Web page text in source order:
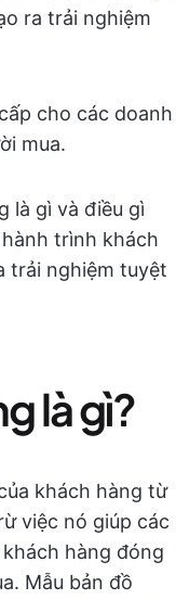
ra trải nghiệm
cho các doanh
mua.
là gì và điều gì
trình khách
trải nghiệm tuyệt
là gì?
khách hàng từ
việc nó giúp các
hàng đóng
Mẫu bản đồ